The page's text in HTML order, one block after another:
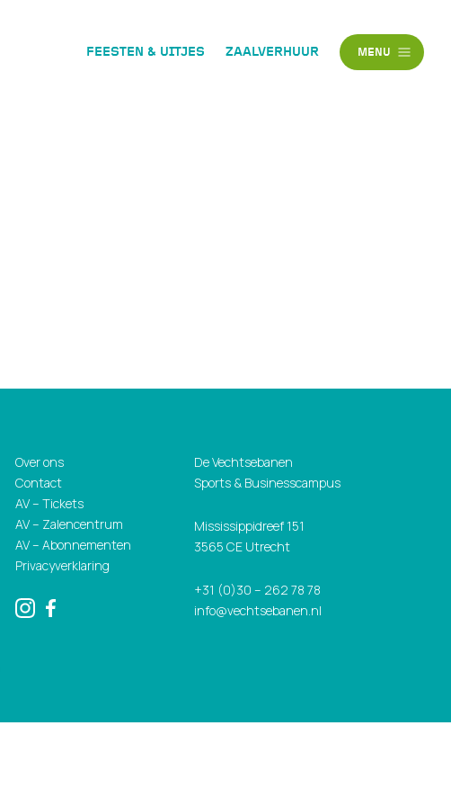
FEESTEN & UITJES ZAALVERHUUR MENU
Over ons
Contact
AV – Tickets
AV – Zalencentrum
AV – Abonnementen
Privacyverklaring
De Vechtsebanen
Sports & Businesscampus
Mississippidreef 151
3565 CE Utrecht
+31 (0)30 – 262 78 78
info@vechtsebanen.nl